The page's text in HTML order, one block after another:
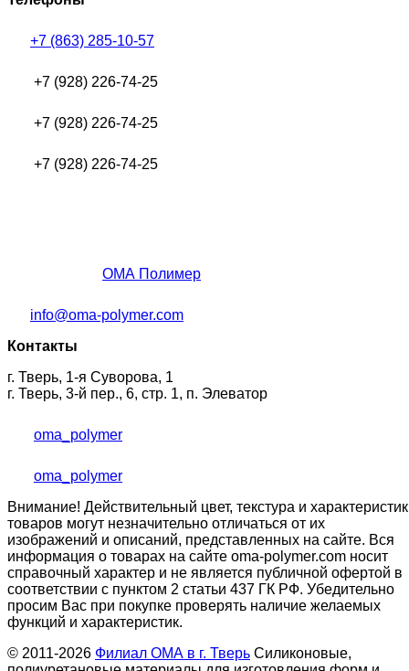
+7 (863) 285-10-57
+7 (928) 226-74-25
+7 (928) 226-74-25
+7 (928) 226-74-25
ОМА Полимер
info@oma-polymer.com
Контакты
г. Тверь, 1-я Суворова, 1
г. Тверь, 3-й пер., 6, стр. 1, п. Элеватор
oma_polymer
oma_polymer
Внимание! Действительный цвет, текстура и
товаров могут незначительно отличаться от их
изображений и описаний, представленных на сайте. Вся
информация о товарах на сайте oma-polymer.com носит
справочный характер и не является публичной офертой в
соответствии с пунктом 2 статьи 437 ГК РФ. Убедительно
просим Вас при покупке проверять наличие желаемых
функций и характеристик.
© 2011-2026 Филиал ОМА в г. Тверь Силиконовые,